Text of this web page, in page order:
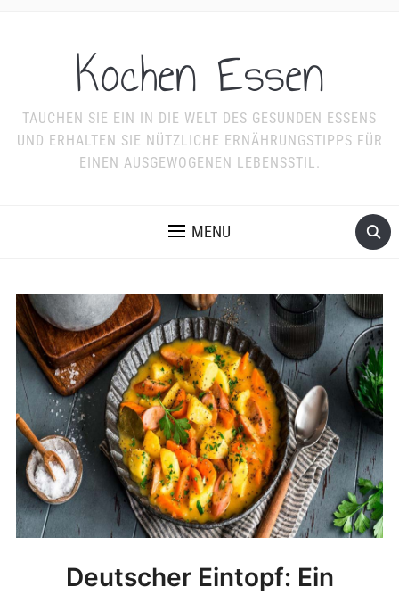
Kochen Essen
TAUCHEN SIE EIN IN DIE WELT DES GESUNDEN ESSENS
UND ERHALTEN SIE NÜTZLICHE ERNÄHRUNGSTIPPS FÜR
EINEN AUSGEWOGENEN LEBENSSTIL.
MENU
Deutscher Eintopf: Ein